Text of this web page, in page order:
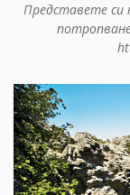
Представете си